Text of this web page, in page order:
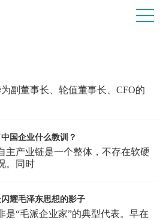
副董事长、轮值董事长、CFO的
国企业什么教训？
主产业链是一个整体，不存在软硬
。同时
耀毛泽东思想的影子
是“毛派企业家”的典型代表。早在